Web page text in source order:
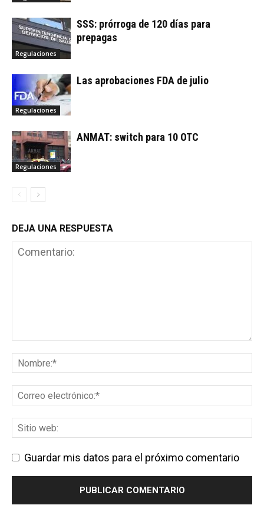
Regulaciones
SSS: prórroga de 120 días para
prepagas
Regulaciones
Las aprobaciones FDA de julio
Regulaciones
ANMAT: switch para 10 OTC
DEJA UNA RESPUESTA
Guardar mis datos para el próximo comentario